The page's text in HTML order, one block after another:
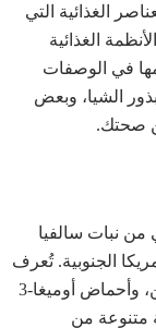
الغذائية التي
الغذائية
في الوصفات
الشيا، وبعض
صحتك.
من نبات سالفيا
الجنوبية. تُعرف
بذور الشيا بمحتواها العالي من الألياف، البروتين، وأحماض أوميغا-3
متنوعة من